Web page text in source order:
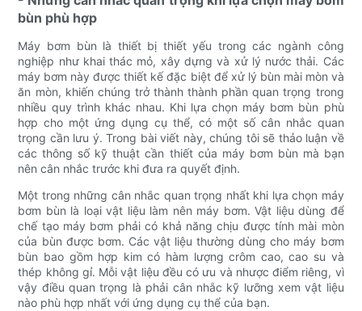
bùn phù hợp
Máy bơm bùn là thiết bị thiết yếu trong các ngành công
nghiệp như khai thác mỏ, xây dựng và xử lý nước thải. Các
máy bơm này được thiết kế đặc biệt để xử lý bùn mài mòn và
ăn mòn, khiến chúng trở thành thành phần quan trọng trong
nhiều quy trình khác nhau. Khi lựa chọn máy bơm bùn phù
hợp cho một ứng dụng cụ thể, có một số cân nhắc quan
trọng cần lưu ý. Trong bài viết này, chúng tôi sẽ thảo luận về
các thông số kỹ thuật cần thiết của máy bơm bùn mà bạn
nên cân nhắc trước khi đưa ra quyết định.
Một trong những cân nhắc quan trọng nhất khi lựa chọn máy
bơm bùn là loại vật liệu làm nên máy bơm. Vật liệu dùng để
chế tạo máy bơm phải có khả năng chịu được tính mài mòn
của bùn được bơm. Các vật liệu thường dùng cho máy bơm
bùn bao gồm hợp kim có hàm lượng crôm cao, cao su và
thép không gỉ. Mỗi vật liệu đều có ưu và nhược điểm riêng, vì
vậy điều quan trọng là phải cân nhắc kỹ lưỡng xem vật liệu
nào phù hợp nhất với ứng dụng cụ thể của bạn.